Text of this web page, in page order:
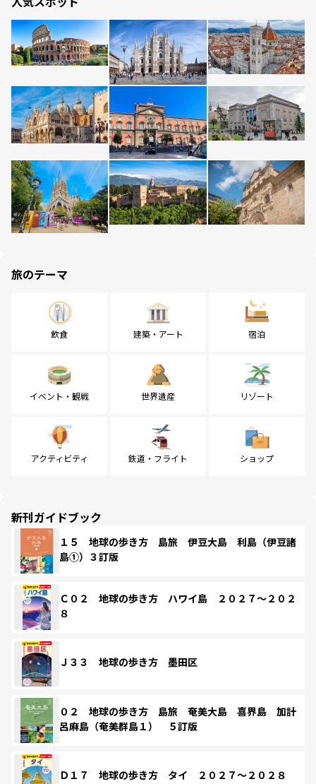
旅のテーマ
飲食 建築・アート 宿泊
イベント・観戦 世界遺産 リゾート
アクティビティ 鉄道・フライト ショップ
新刊ガイドブック
１５ 地球の歩き方 島旅 伊豆大島 利島（伊豆諸
島①）３訂版
Ｃ０２ 地球の歩き方 ハワイ島 ２０２７～２０２
８
Ｊ３３ 地球の歩き方 墨田区
０２ 地球の歩き方 島旅 奄美大島 喜界島 加計
呂麻島（奄美群島１） ５訂版
Ｄ１７ 地球の歩き方 タイ ２０２７～２０２８